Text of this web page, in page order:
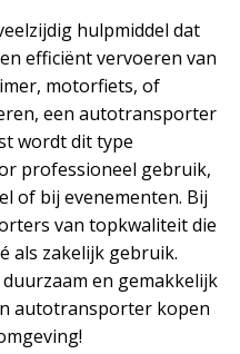
hulpmiddel dat
efficiënt vervoeren van
motorfiets, of
een autotransporter
wordt dit type
professioneel gebruik,
of bij evenementen. Bij
van topkwaliteit die
als zakelijk gebruik.
en gemakkelijk
autotransporter kopen